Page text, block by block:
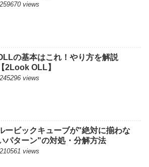
259670 views
の基本はこれ！やり方を解説
【2Look OLL】
245296 views
ービックキューブが"絶対に揃わな
パターン"の対処・分解方法
210561 views